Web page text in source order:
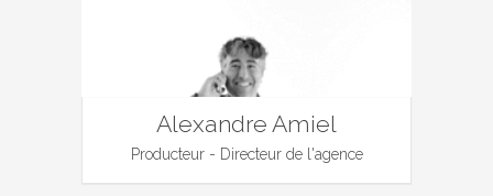
Alexandre Amiel
Producteur - Directeur de l'agence